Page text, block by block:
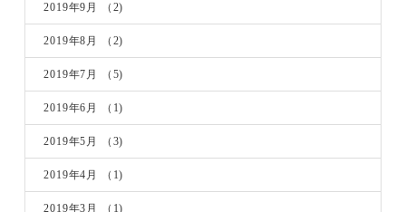
2019年9月 （2)
2019年8月 （2)
2019年7月 （5)
2019年6月 （1)
2019年5月 （3)
2019年4月 （1)
2019年3月 （1)